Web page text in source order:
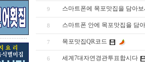
9 스마트폰에 목포맛집을 담아
8 스마트폰 안에 목포맛집을 담
7 목포맛집QR코드
6 세계7대자연경관투표합시다